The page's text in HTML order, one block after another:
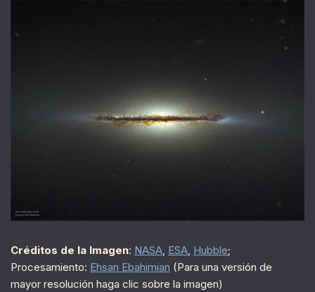
Créditos de la Imagen: NASA, ESA, Hubble;
Procesamiento: Ehsan Ebahimian (Para una versión de
mayor resolución haga clic sobre la imagen)